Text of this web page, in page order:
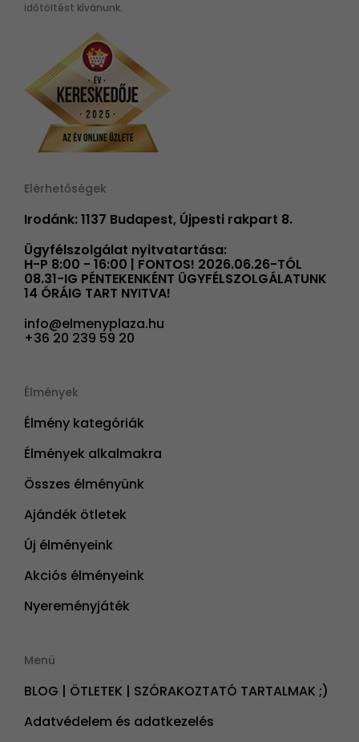
időtöltést kívánunk.
Elérhetőségek
Irodánk: 1137 Budapest, Újpesti rakpart 8.
Ügyfélszolgálat nyitvatartása:
H-P 8:00 - 16:00 | FONTOS! 2026.06.26-TÓL
08.31-IG PÉNTEKENKÉNT ÜGYFÉLSZOLGÁLATUNK
14 ÓRÁIG TART NYITVA!
info@elmenyplaza.hu
+36 20 239 59 20
Élmények
Élmény kategóriák
Élmények alkalmakra
Összes élményünk
Ajándék ötletek
Új élményeink
Akciós élményeink
Nyereményjáték
Menü
BLOG | ÖTLETEK | SZÓRAKOZTATÓ TARTALMAK ;)
Adatvédelem és adatkezelés